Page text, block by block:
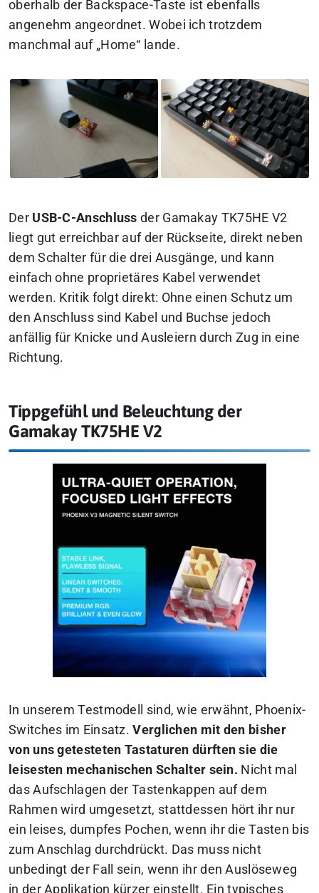
oberhalb der Backspace-Taste ist ebenfalls
angenehm angeordnet. Wobei ich trotzdem
manchmal auf „Home“ lande.
Der USB-C-Anschluss der Gamakay TK75HE V2
liegt gut erreichbar auf der Rückseite, direkt neben
dem Schalter für die drei Ausgänge, und kann
einfach ohne proprietäres Kabel verwendet
werden. Kritik folgt direkt: Ohne einen Schutz um
den Anschluss sind Kabel und Buchse jedoch
anfällig für Knicke und Ausleiern durch Zug in eine
Richtung.
Tippgefühl und Beleuchtung der
Gamakay TK75HE V2
In unserem Testmodell sind, wie erwähnt, Phoenix-
Switches im Einsatz. Verglichen mit den bisher
von uns getesteten Tastaturen dürften sie die
leisesten mechanischen Schalter sein. Nicht mal
das Aufschlagen der Tastenkappen auf dem
Rahmen wird umgesetzt, stattdessen hört ihr nur
ein leises, dumpfes Pochen, wenn ihr die Tasten bis
zum Anschlag durchdrückt. Das muss nicht
unbedingt der Fall sein, wenn ihr den Auslöseweg
in der Applikation kürzer einstellt. Ein typisches